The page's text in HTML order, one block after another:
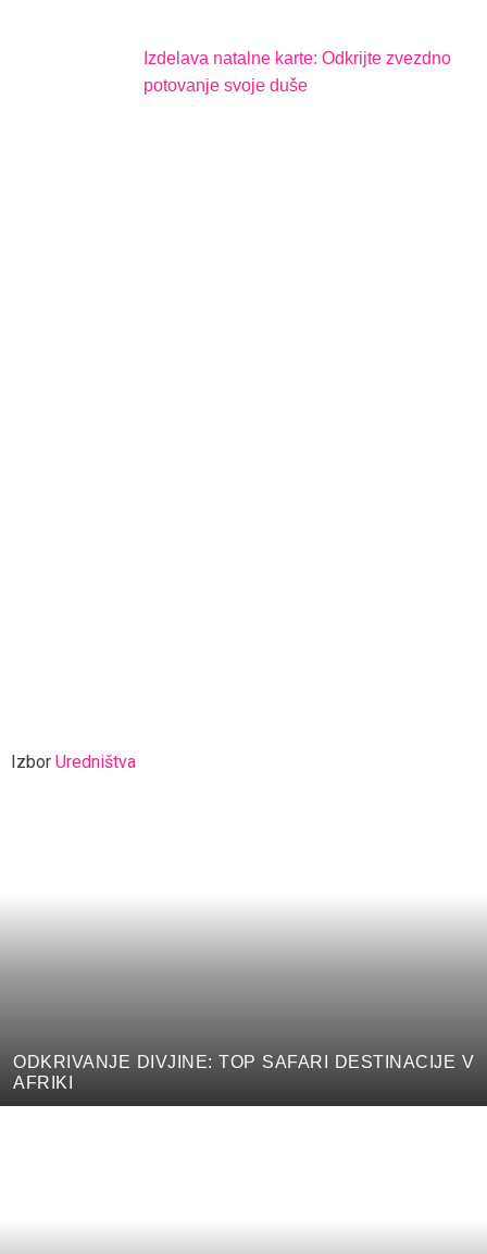
Izdelava natalne karte: Odkrijte zvezdno
potovanje svoje duše
Izbor Uredništva
ODKRIVANJE DIVJINE: TOP SAFARI DESTINACIJE V
AFRIKI